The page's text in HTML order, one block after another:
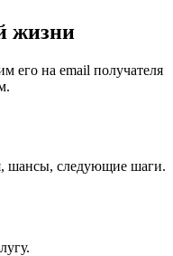
жизни
его на email получателя
шансы, следующие шаги.